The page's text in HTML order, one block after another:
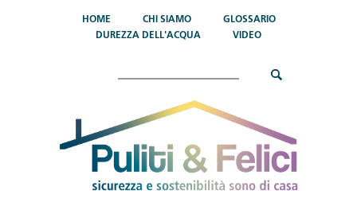
HOME CHI SIAMO
GLOSSARIO
DUREZZA DELL'ACQUA
VIDEO